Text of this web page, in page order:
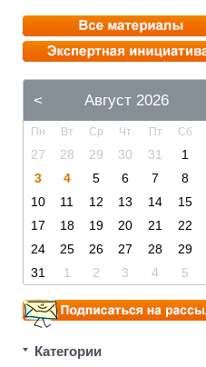
< Август 2026
Пн Вт Ср Чт Пт Сб
27 28 29 30 31 1
3
4 5 6 7 8
10
11 12 13 14 15
17
18 19 20 21 22
24
25 26 27 28 29
31
1 2 3 4 5
Категории